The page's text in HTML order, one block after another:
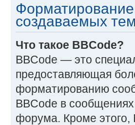
создаваемых тем
Что такое BBCode?
BBCode — это
предоставляющая
форматированию
BBCode в
форума. Кроме этого,